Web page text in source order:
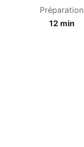
Préparation
12 min